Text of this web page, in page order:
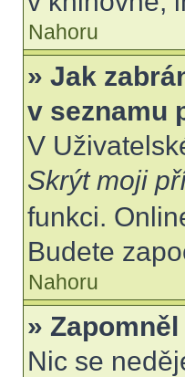
Nahoru
» Jak
v seznamu
V
Skrýt moji
funkci.
Budete
Nahoru
»
Nic se